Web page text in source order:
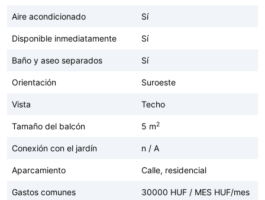
Aire acondicionado Sí
Disponible inmediatamente Sí
Baño y aseo separados Sí
Orientación Suroeste
Vista Techo
Tamaño del balcón 5 m2
Conexión con el jardín n / A
Aparcamiento Calle, residencial
Gastos comunes 30000 HUF / MES HUF/mes